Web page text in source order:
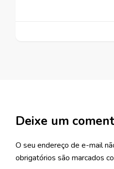
Deixe um
O seu endereço de e-mail
obrigatórios são marcados